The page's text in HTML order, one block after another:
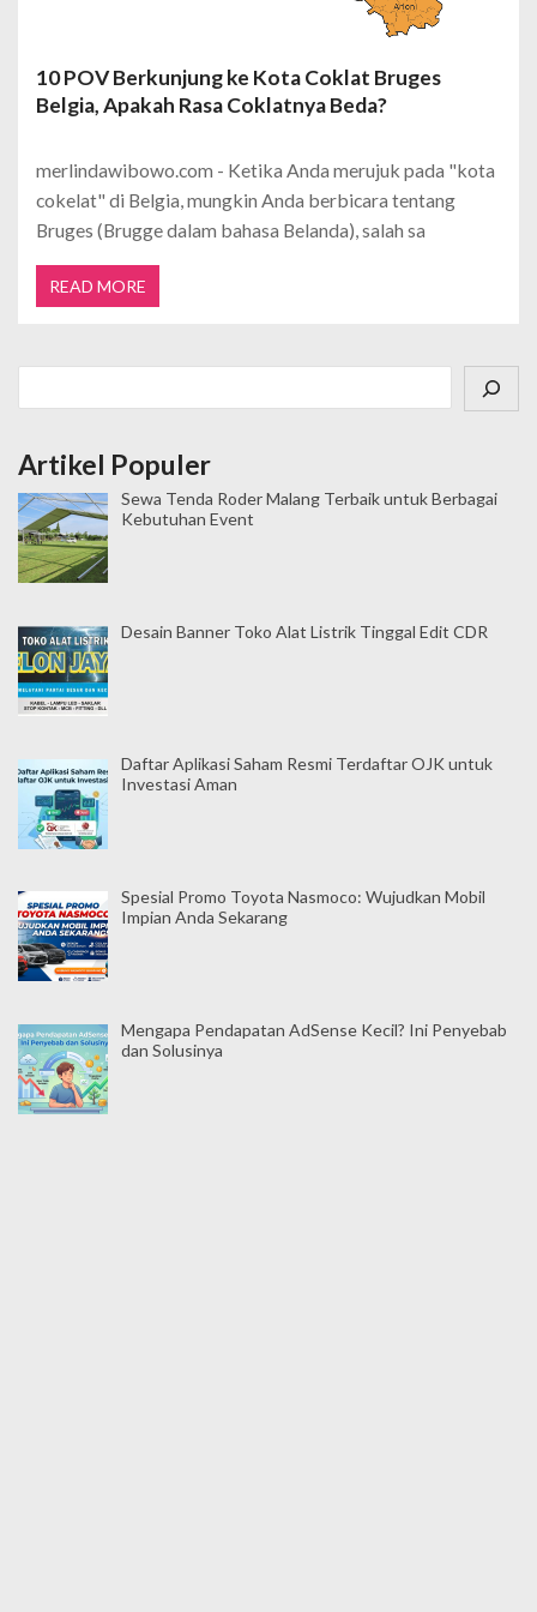
10 POV Berkunjung ke Kota Coklat Bruges
Belgia, Apakah Rasa Coklatnya Beda?
merlindawibowo.com - Ketika Anda merujuk pada "kota
cokelat" di Belgia, mungkin Anda berbicara tentang
Bruges (Brugge dalam bahasa Belanda), salah sa
READ MORE
Artikel Populer
Sewa Tenda Roder Malang Terbaik untuk Berbagai
Kebutuhan Event
Desain Banner Toko Alat Listrik Tinggal Edit CDR
Daftar Aplikasi Saham Resmi Terdaftar OJK untuk
Investasi Aman
Spesial Promo Toyota Nasmoco: Wujudkan Mobil
Impian Anda Sekarang
Mengapa Pendapatan AdSense Kecil? Ini Penyebab
dan Solusinya